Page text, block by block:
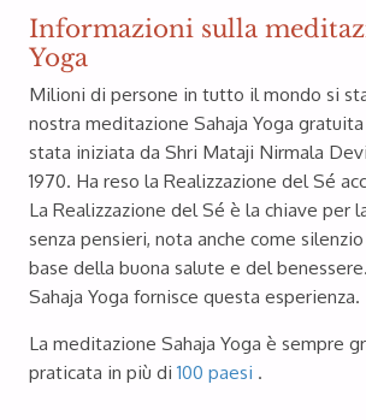
Download 10cm x 15cm
Download 15cm x 20cm
Photo 2
Informazioni sulla
Yoga
Milioni di persone in tutto il mondo si
nostra meditazione Sahaja Yoga
stata iniziata da Shri Mataji Nirmala
1970. Ha reso la Realizzazione del Sé
La Realizzazione del Sé è la chiave per
senza pensieri, nota anche come
base della buona salute e del
Sahaja Yoga fornisce questa esperienza.
La meditazione Sahaja Yoga è sempre
praticata in più di 100 paesi .